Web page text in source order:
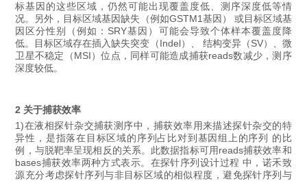
标基因的这些区域，仍然可能出现覆盖度低、测序深度低等情
况。另外，目标区域基因缺失（例如GSTM1基因） 或目标区域基
因区分性别（例如：SRY基因）可能会导致个体样本覆盖度降
低。目标区域存在插入缺失突变（Indel）、 结构变异（SV）、微
卫星不稳定（MSI）位点，同样可能造成捕获reads数减少，测序
深度较低。
2 关于捕获效率
1)在液相探针杂交捕获测序中，捕获效率用来描述探针杂交的特
异性，是指落在目标区域的序列占比对到基因组上的序列 的比
例，与脱靶率呈现相反的关系。此数据指标可用reads捕获效率和
bases捕获效率两种方式表示。在探针序列设计过程 中，诺禾致
源充分考虑探针序列与非目标区域的相似程度，避免探针序列与